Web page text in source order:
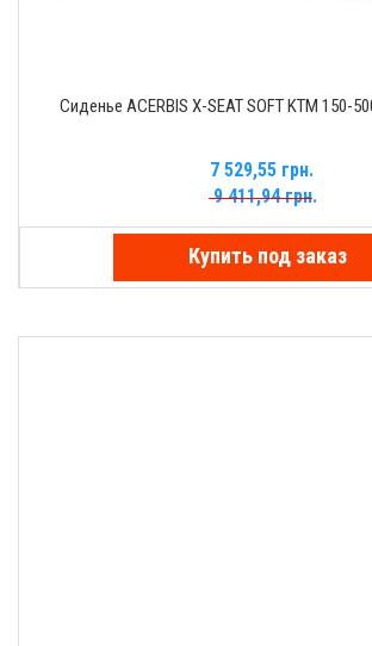
Сиденье ACERBIS X-SEAT SOFT KTM 150-
7 529,55 грн.
9 411,94 грн.
Купить под заказ